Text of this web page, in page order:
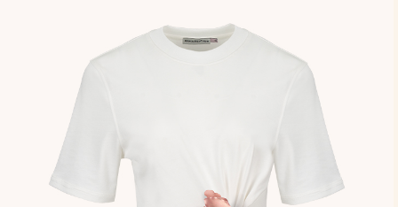
Продолжить покупки
РЕКОМЕНДОВАНО ДЛЯ ВАС